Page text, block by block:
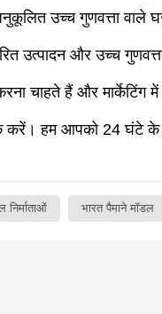
उच्च गुणवत्ता वाले
उत्पादन और उच्च
चाहते हैं और मार्केटिंग
हम आपको 24 घंटे के
निर्माताओं भारत पैमाने मॉडल